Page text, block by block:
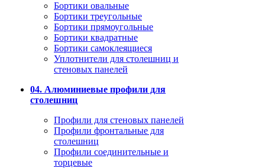
Бортики овальные
Бортики треугольные
Бортики прямоугольные
Бортики квадратные
Бортики самоклеящиеся
Уплотнители для столешниц и
стеновых панелей
04. Алюминиевые профили для
столешниц
Профили для стеновых панелей
Профили фронтальные для
столешниц
Профили соединительные и
торцевые